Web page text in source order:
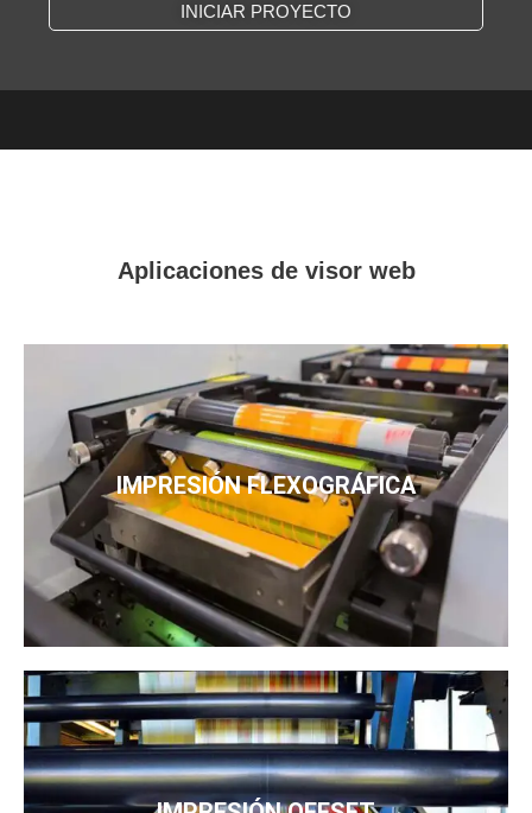
INICIAR PROYECTO
Aplicaciones de visor web
IMPRESIÓN FLEXOGRÁFICA